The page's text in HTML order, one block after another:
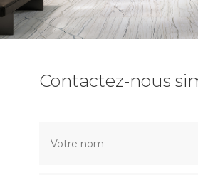
Contactez-nous